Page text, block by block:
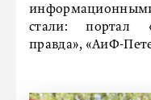
стали: портал
правда», «АиФ-